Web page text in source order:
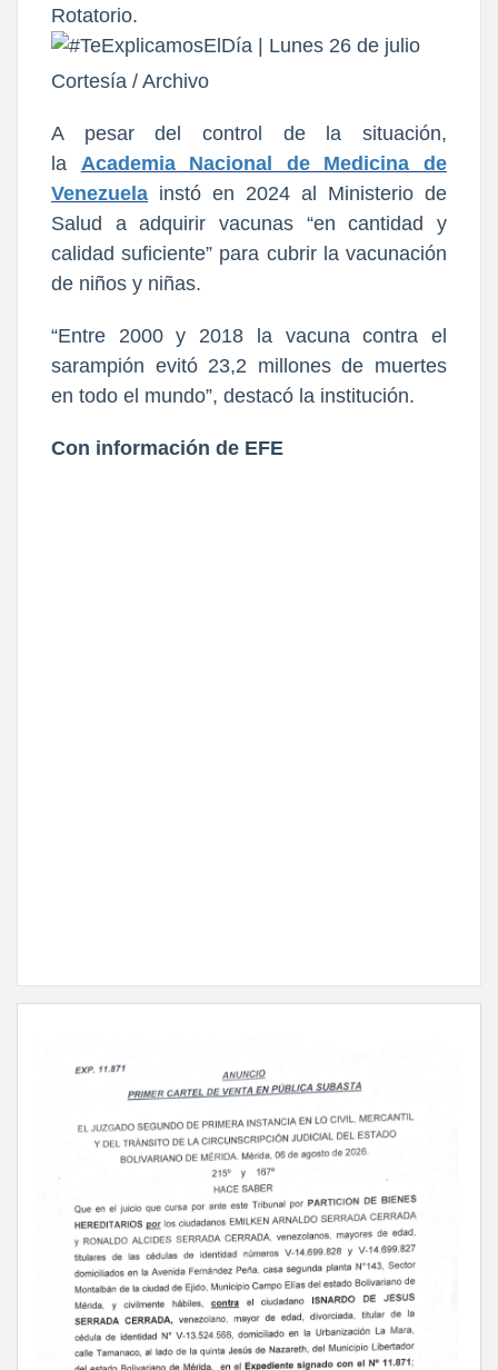
Rotatorio.
Cortesía / Archivo
A pesar del control de la situación,
la Academia Nacional de Medicina de
Venezuela instó en 2024 al Ministerio de
Salud a adquirir vacunas “en cantidad y
calidad suficiente” para cubrir la vacunación
de niños y niñas.
“Entre 2000 y 2018 la vacuna contra el
sarampión evitó 23,2 millones de muertes
en todo el mundo”, destacó la institución.
Con información de EFE